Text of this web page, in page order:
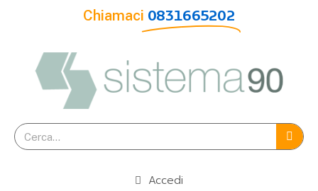
Chiamaci 0831665202
Accedi